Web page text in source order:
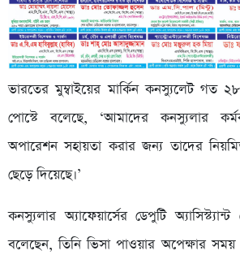
ভারতের মুম্বাইয়ের মার্কিন কনস্যুলেট গত
পোস্টে বলেছে, ‘আমাদের কনস্যুলার
অপারেশন সহায়তা করার জন্য তাদের
ছেড়ে দিয়েছে।’
কনস্যুলার অ্যাফেয়ার্সের ডেপুটি
বলেছেন, তিনি ভিসা পাওয়ার অপেক্ষার